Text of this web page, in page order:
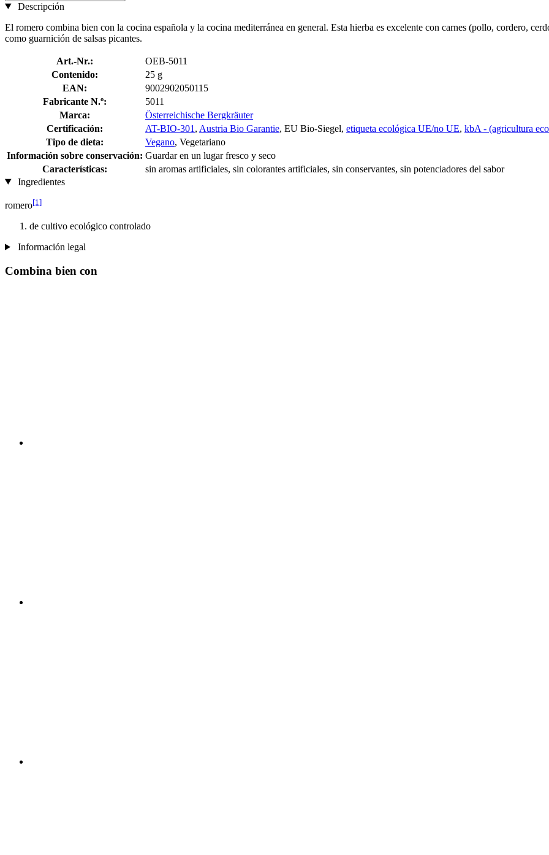
Descripción
El romero combina bien con la cocina española y la cocina mediterránea en general. Esta hierba es excelente con carnes (pollo, cordero,
como guarnición de salsas picantes.
Art.-Nr.:
OEB-5011
Contenido:
25 g
EAN:
9002902050115
Fabricante N.º:
5011
Marca:
Österreichische Bergkräuter
Certificación:
AT-BIO-301 , Austria Bio Garantie, EU Bio-Siegel, etiqueta ecológica UE/no UE, kbA - (agricultura
Tipo de dieta:
Vegano, Vegetariano
Información sobre conservación: Guardar en un lugar fresco y seco
Características:
sin aromas artificiales, sin colorantes artificiales, sin conservantes, sin potenciadores del sabor
Ingredientes
romero[1]
de cultivo ecológico controlado
Información legal
Combina bien con